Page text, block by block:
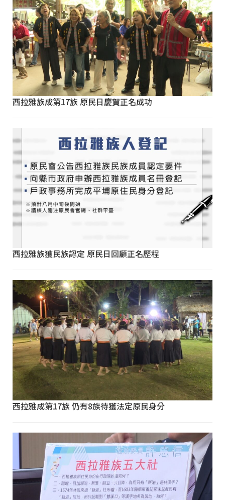
西拉雅族成第17族 原民日慶賀正名成功
西拉雅族獲民族認定 原民日回顧正名歷程
西拉雅成第17族 仍有8族待獲法定原民身分